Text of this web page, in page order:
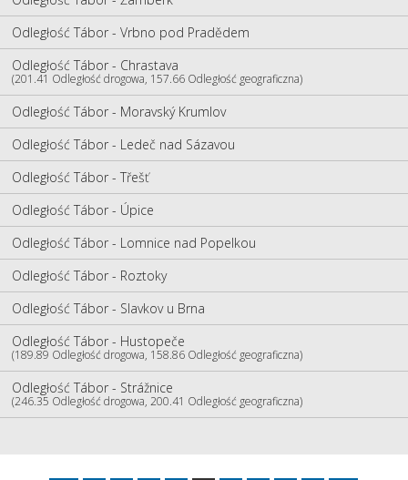
Odległość Tábor - Vrbno pod Pradědem
Odległość Tábor - Chrastava
(201.41 Odległość drogowa, 157.66 Odległość geograficzna)
Odległość Tábor - Moravský Krumlov
Odległość Tábor - Ledeč nad Sázavou
Odległość Tábor - Třešť
Odległość Tábor - Úpice
Odległość Tábor - Lomnice nad Popelkou
Odległość Tábor - Roztoky
Odległość Tábor - Slavkov u Brna
Odległość Tábor - Hustopeče
(189.89 Odległość drogowa, 158.86 Odległość geograficzna)
Odległość Tábor - Strážnice
(246.35 Odległość drogowa, 200.41 Odległość geograficzna)